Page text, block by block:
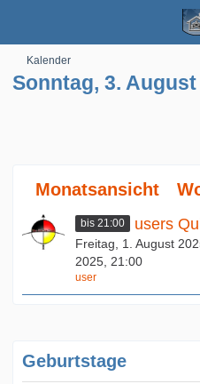
Kalender
Sonntag, 3. August
Monatsansicht
bis 21:00 users
Freitag, 1. August
2025, 21:00
user
Geburtstage